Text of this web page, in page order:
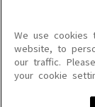
このサイトに掲載され
を問わず、著作権法の
を禁じます。
楽曲及びコンテンツは
楽曲及びコンテンツの
We use cookies
website, to
our traffic.
your cookie